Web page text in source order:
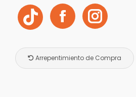
Arrepentimiento de Compra